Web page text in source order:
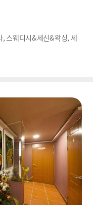
스웨디시&세신&왁싱, 세